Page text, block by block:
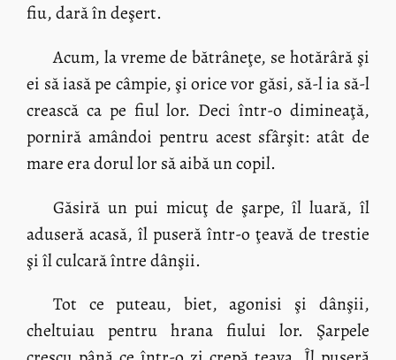
fiu, dară în deşert.
Acum, la vreme de bătrâneţe, se hotărâră şi
ei să iasă pe câmpie, şi orice vor găsi, să-l ia să-l
crească ca pe fiul lor. Deci într-o dimineaţă,
porniră amândoi pentru acest sfârşit: atât de
mare era dorul lor să aibă un copil.
Găsiră un pui micuţ de şarpe, îl luară, îl
aduseră acasă, îl puseră într-o ţeavă de trestie
şi îl culcară între dânşii.
Tot ce puteau, biet, agonisi şi dânşii,
cheltuiau pentru hrana fiului lor. Şarpele